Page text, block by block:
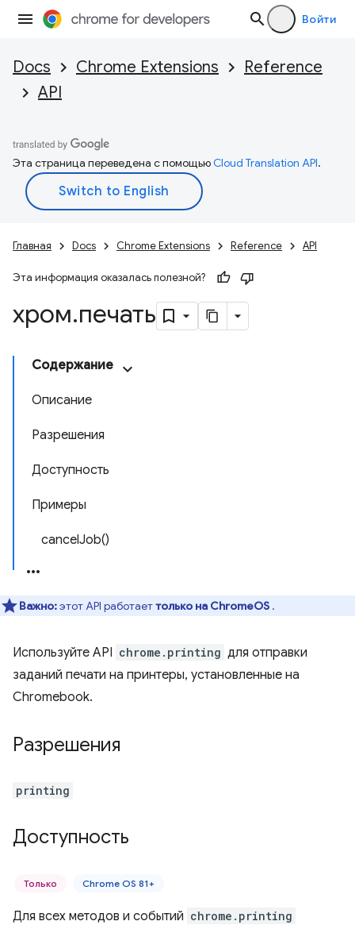
Войти
Docs Chrome Extensions
Reference
API
Эта страница переведена с помощьюCloud Translation API.
Главная Docs Chrome Extensions Reference API
Эта информация оказалась полезной?
хром.печать
Содержание
Описание
Разрешения
Доступность
Примеры
cancelJob()
Важно:этот API работаеттолько на ChromeOS .
Используйте API chrome.printing для отправки
заданий печати на принтеры, установленные на
Chromebook.
Разрешения
printing
Доступность
Только Chrome OS 81+
Для всех методов и событий chrome.printing